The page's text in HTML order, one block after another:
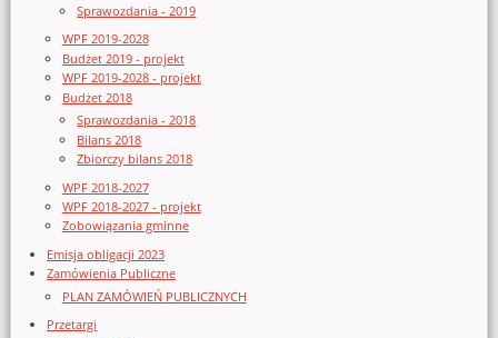
Sprawozdania - 2019
WPF 2019-2028
Budżet 2019 - projekt
WPF 2019-2028 - projekt
Budżet 2018
Sprawozdania - 2018
Bilans 2018
Zbiorczy bilans 2018
WPF 2018-2027
WPF 2018-2027 - projekt
Zobowiązania gminne
Emisja obligacji 2023
Zamówienia Publiczne
PLAN ZAMÓWIEŃ PUBLICZNYCH
Przetargi